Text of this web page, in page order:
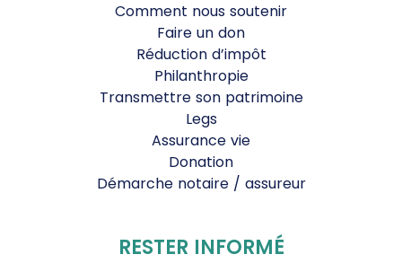
Comment nous soutenir
Faire un don
Réduction d’impôt
Philanthropie
Transmettre son patrimoine
Legs
Assurance vie
Donation
Démarche notaire / assureur
RESTER INFORMÉ